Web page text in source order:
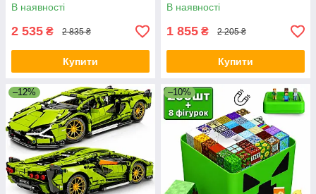
В наявності
2 535 ₴ 2 835 ₴
Купити
В наявності
1 855 ₴ 2 205 ₴
Купити
–12% –10%